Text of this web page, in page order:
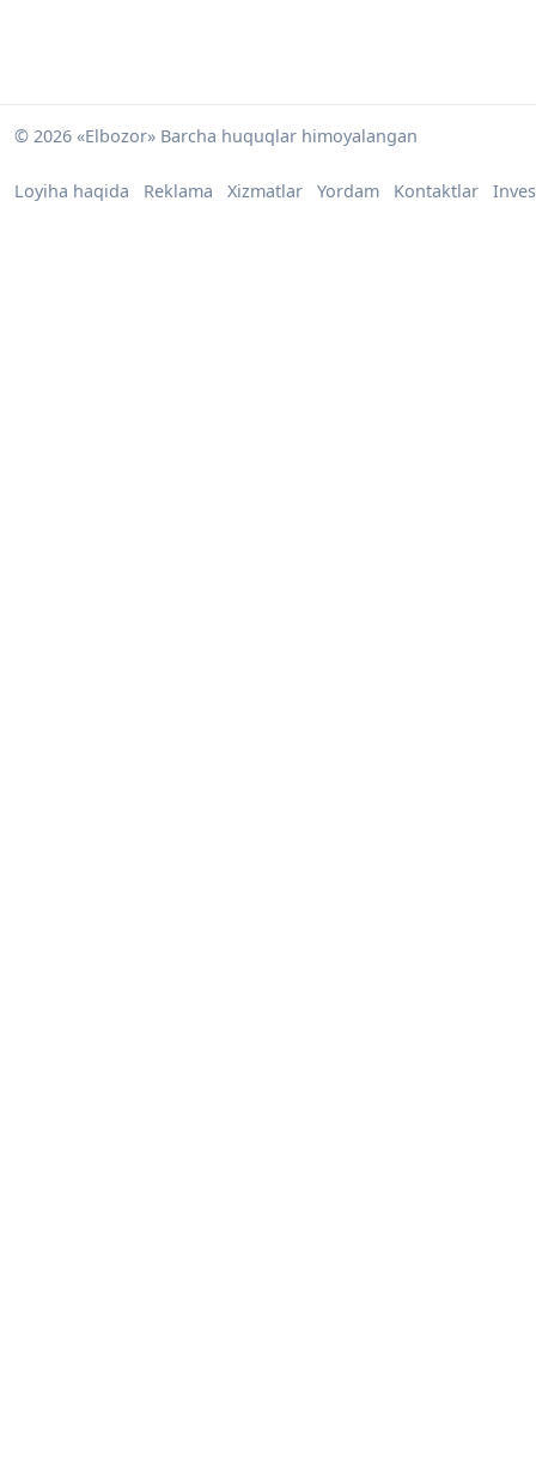
© 2026 «Elbozor» Barcha huquqlar himoyalangan
Loyiha haqida Reklama Xizmatlar Yordam Kontaktlar